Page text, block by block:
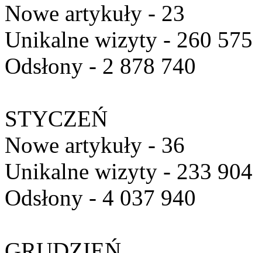
Nowe artykuły - 23
Unikalne wizyty - 260 575
Odsłony - 2 878 740
STYCZEŃ
Nowe artykuły - 36
Unikalne wizyty - 233 904
Odsłony - 4 037 940